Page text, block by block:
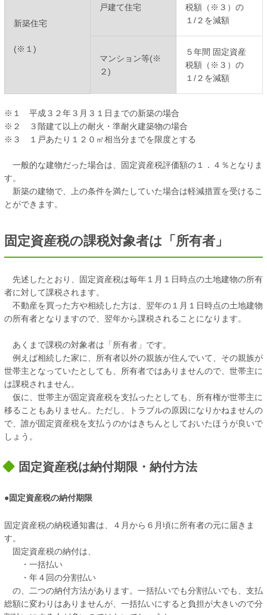
新築住宅
(※１)
戸建て住宅
税額（※３）の
１/２を減額
マンション等(※
２)
５年間 固定資産
税額（※３）の
１/２を減額
※１ 平成３２年３月３１日までの新築の場合
※２ ３階建て以上の耐火・準耐火建築物の場合
※３ １戸あたり１２０㎡相当分までを限度とする
一般的な建物だった場合は、固定資産税評価額の１．４％となりま
す。
新築の建物で、上の条件を満たしていた場合は軽減措置を受けるこ
とができます。
固定資産税の課税対象者は「所有者」
先述したとおり、固定資産税は毎年１月１日時点の土地建物の所有
者に対して課税されます。
不動産を買った方や相続した方は、翌年の１月１日時点の土地建物
の所有者となりますので、翌年から課税されることになります。
あくまで課税の対象者は「所有者」です。
例えば相続した家に、所有者以外の親族が住んでいて、その親族が
世帯主となっていたとしても、所有者ではありませんので、世帯主に
は課税されません。
仮に、世帯主が固定資産税を支払ったとしても、所有権が世帯主に
移ることもありません。ただし、トラブルの原因になりかねませんの
で、誰が固定資産税を支払うのかはきちんとしておいたほうが良いで
しょう。
固定資産税は納付期限・納付方法
●固定資産税の納付期限
固定資産税の納税通知書は、４月から６月頃に所有者の元に届きま
す。
固定資産税の納付は、
・一括払い
・年４回の分割払い
の、二つの納付方法があります。一括払いでも分割払いでも、支払
総額に変わりはありませんが、一括払いにすると負担が大きいので分